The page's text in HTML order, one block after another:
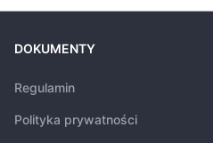
DOKUMENTY
Regulamin
Polityka prywatności